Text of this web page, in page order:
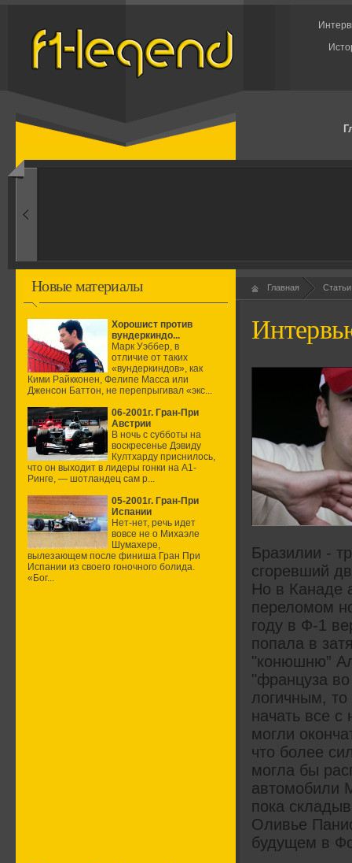
1960-ые
Новые материалы
Хорошист против
вундеркиндо...
Марк Уэббер, в
отличие от таких
«вундеркиндов», как
Кими Райкконен, Фелипе Масса или
Дженсон Баттон, не перепрыгивал «экс...
06-2001г. Гран-При
Австрии
В ночь с субботы на
воскресенье Дэвиду
Култхарду приснилось,
что он выходит в лидеры гонки на А1-
Ринге, — шотландец сам р...
05-2001г. Гран-При
Испании
Нет-нет, речь идет
вовсе не о Михаэле
Шумахере,
вылезающем после финиша Гран При
Испании из своего гоночного болида.
«Бог...
Главная
Бразилии -
сгоревший
Но в Канаде
переломом
году в Ф-1
попала в
"конюшню”
"француза
логичным, то
начать все
могли
что более
могла бы
автомобили
пока
Оливье
будущем в